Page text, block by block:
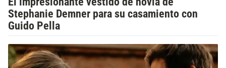
Stephanie Demner para su casamiento con
Guido Pella